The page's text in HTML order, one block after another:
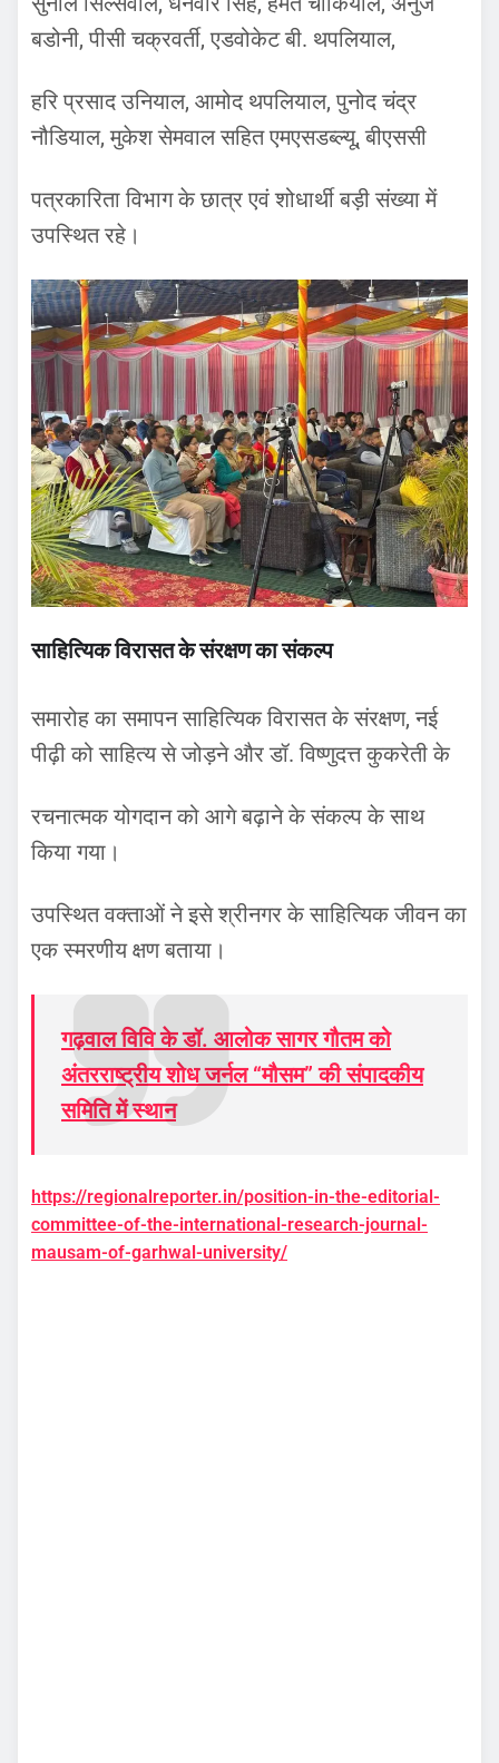
बडोनी, पीसी चक्रवर्ती, एडवोकेट बी. थपलियाल,
हरि प्रसाद उनियाल, आमोद थपलियाल, पुनोद चंद्र
नौडियाल, मुकेश सेमवाल सहित एमएसडब्ल्यू, बीएससी
पत्रकारिता विभाग के छात्र एवं शोधार्थी बड़ी संख्या में
उपस्थित रहे।
साहित्यिक विरासत के संरक्षण का संकल्प
समारोह का समापन साहित्यिक विरासत के संरक्षण, नई
पीढ़ी को साहित्य से जोड़ने और डॉ. विष्णुदत्त कुकरेती के
रचनात्मक योगदान को आगे बढ़ाने के संकल्प के साथ
किया गया।
उपस्थित वक्ताओं ने इसे श्रीनगर के साहित्यिक जीवन का
एक स्मरणीय क्षण बताया।
गढ़वाल विवि के डॉ. आलोक सागर गौतम को
अंतरराष्ट्रीय शोध जर्नल “मौसम” की संपादकीय
समिति में स्थान
https://regionalreporter.in/position-in-the-editorial-
committee-of-the-international-research-journal-
mausam-of-garhwal-university/